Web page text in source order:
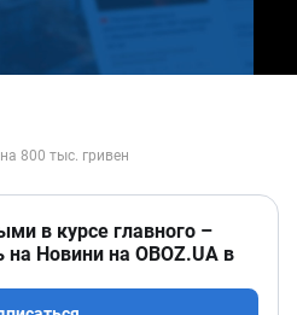
в курсе главного –
на Новини на OBOZ.UA в